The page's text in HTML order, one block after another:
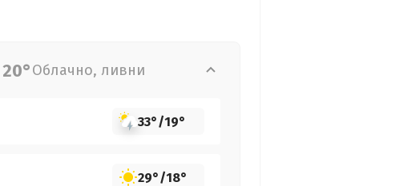
20°Облачно, ливни
33°/19°
29°/18°